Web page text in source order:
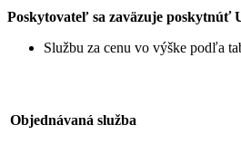
Poskytovateľ sa zaväzuje poskytnúť
Službu za cenu vo výške podľa
Objednávaná služba